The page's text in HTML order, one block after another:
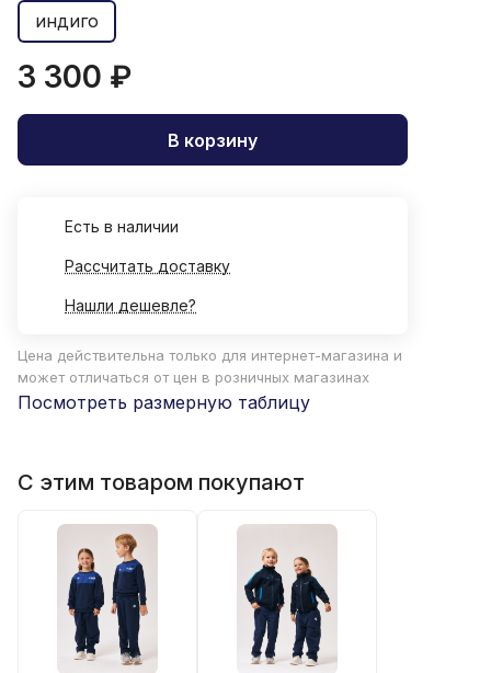
индиго
3 300 ₽
В корзину
Есть в наличии
Рассчитать доставку
Нашли дешевле?
Цена действительна только для интернет-магазина и
может отличаться от цен в розничных магазинах
Посмотреть размерную таблицу
С этим товаром покупают